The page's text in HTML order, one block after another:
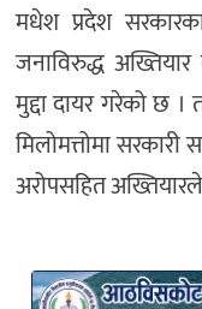
मधेश प्रदेश
जनाविरुद्ध
मुद्दा दायर गरेको छ ।
मिलोमत्तोमा सरकारी
अरोपसहित